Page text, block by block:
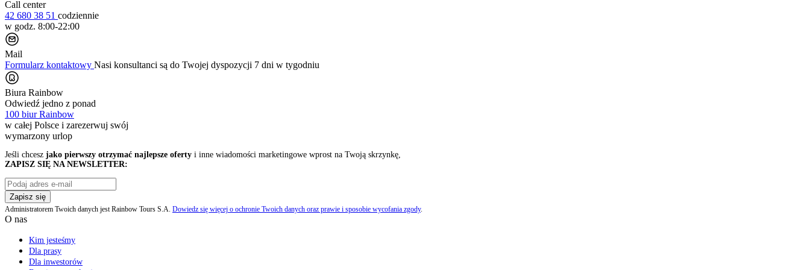
Call center
42 680 38 51 codziennie
w godz. 8:00-22:00
Mail
Formularz kontaktowy Nasi konsultanci są do Twojej dyspozycji 7 dni w tygodniu
Biura Rainbow
Odwiedź jedno z ponad
100 biur Rainbow
w całej Polsce i zarezerwuj swój
wymarzony urlop
Jeśli chcesz jako pierwszy otrzymać najlepsze oferty i inne wiadomości marketingowe wprost na Twoją skrzynkę,
ZAPISZ SIĘ NA NEWSLETTER:
Zapisz się
Administratorem Twoich danych jest Rainbow Tours S.A. Dowiedz się więcej o ochronie Twoich danych oraz prawie i sposobie wycofania zgody.
O nas
Kim jesteśmy
Dla prasy
Dla inwestorów